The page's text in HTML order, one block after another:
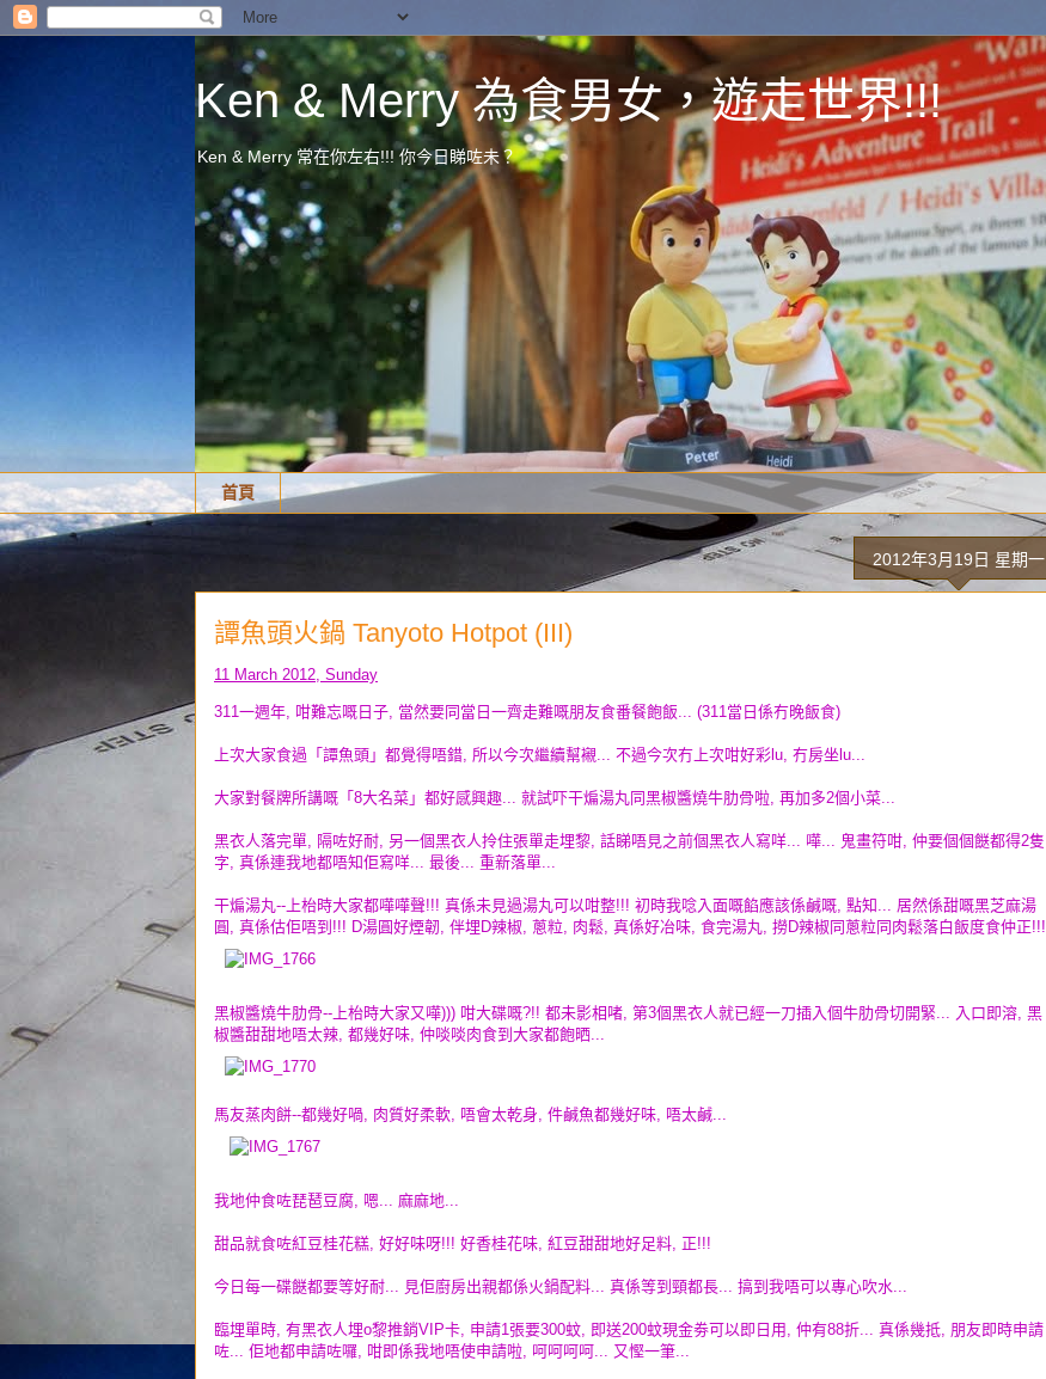
Ken & Merry 為食男女，遊走世界!!!
Ken & Merry 常在你左右!!! 你今日睇咗未？
首頁
2012年3月19日 星期一
譚魚頭火鍋 Tanyoto Hotpot (III)
11 March 2012, Sunday
311一週年, 咁難忘嘅日子, 當然要同當日一齊走難嘅朋友食番餐飽飯... (311當日係冇晚飯食)
上次大家食過「譚魚頭」都覺得唔錯, 所以今次繼續幫襯... 不過今次冇上次咁好彩lu, 冇房坐lu...
大家對餐牌所講嘅「8大名菜」都好感興趣... 就試吓干煸湯丸同黑椒醬燒牛肋骨啦, 再加多2個小菜...
黑衣人落完單, 隔咗好耐, 另一個黑衣人拎住張單走埋黎, 話睇唔見之前個黑衣人寫咩... 嘩... 鬼畫符咁, 仲要個個餸都得2隻
字, 真係連我地都唔知佢寫咩... 最後... 重新落單...
干煸湯丸--上枱時大家都嘩嘩聲!!! 真係未見過湯丸可以咁整!!! 初時我唸入面嘅餡應該係鹹嘅, 點知... 居然係甜嘅黑芝麻湯
圓, 真係估佢唔到!!! D湯圓好煙韌, 伴埋D辣椒, 蔥粒, 肉鬆, 真係好冶味, 食完湯丸, 撈D辣椒同蔥粒同肉鬆落白飯度食仲正!!!
黑椒醬燒牛肋骨--上枱時大家又嘩))) 咁大碟嘅?!! 都未影相啫, 第3個黑衣人就已經一刀插入個牛肋骨切開緊... 入口即溶, 黑
椒醬甜甜地唔太辣, 都幾好味, 仲啖啖肉食到大家都飽晒...
馬友蒸肉餅--都幾好喎, 肉質好柔軟, 唔會太乾身, 件鹹魚都幾好味, 唔太鹹...
我地仲食咗琵琶豆腐, 嗯... 麻麻地...
甜品就食咗紅豆桂花糕, 好好味呀!!! 好香桂花味, 紅豆甜甜地好足料, 正!!!
今日每一碟餸都要等好耐... 見佢廚房出親都係火鍋配料... 真係等到頸都長... 搞到我唔可以專心吹水...
臨埋單時, 有黑衣人埋o黎推銷VIP卡, 申請1張要300蚊, 即送200蚊現金劵可以即日用, 仲有88折... 真係幾抵, 朋友即時申請
咗... 佢地都申請咗囉, 咁即係我地唔使申請啦, 呵呵呵呵... 又慳一筆...